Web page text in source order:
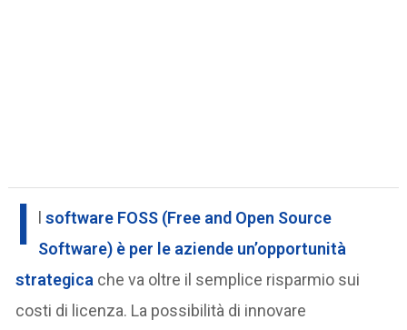
I lsoftware FOSS (Free and Open Source
Software) è per le aziende un’opportunità
strategica che va oltre il semplice risparmio sui
costi di licenza. La possibilità di innovare